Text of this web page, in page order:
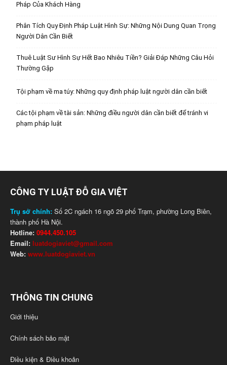
Pháp Của Khách Hàng
Phân Tích Quy Định Pháp Luật Hình Sự: Những Nội Dung Quan Trọng
Người Dân Cần Biết
Thuê Luật Sư Hình Sự Hết Bao Nhiêu Tiền? Giải Đáp Những Câu Hỏi
Thường Gặp
Tội phạm về ma túy: Những quy định pháp luật người dân cần biết
Các tội phạm về tài sản: Những điều người dân cần biết để tránh vi
phạm pháp luật
CÔNG TY LUẬT ĐỖ GIA VIỆT
Trụ sở chính: Số 2C ngách 16 ngõ 29 phố Trạm, phường Long Biên,
thành phố Hà Nội.
Hotline: 0944.450.105
Email: luatdogiaviet@gmail.com
Web: www.luatdogiaviet.vn
THÔNG TIN CHUNG
Giới thiệu
Chính sách bảo mật
Điều kiện & Điều khoản